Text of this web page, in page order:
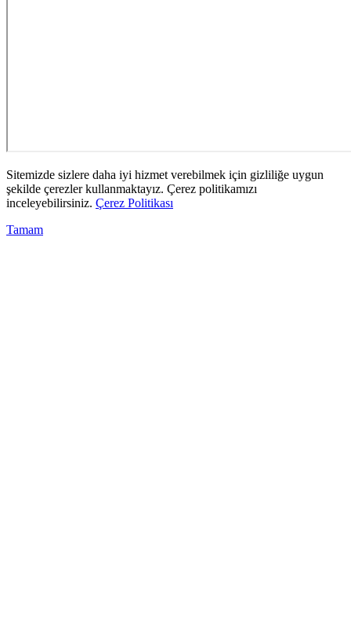
Sitemizde sizlere daha iyi hizmet verebilmek için gizliliğe uygun
şekilde çerezler kullanmaktayız. Çerez politikamızı
inceleyebilirsiniz. Çerez Politikası
Tamam